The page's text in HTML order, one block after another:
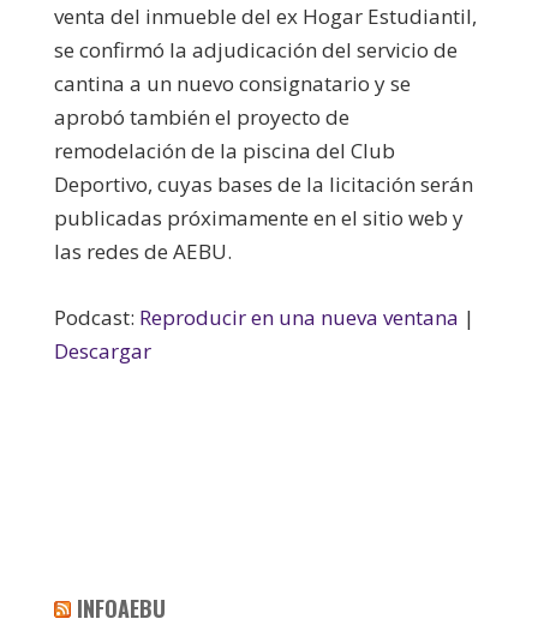
venta del inmueble del ex Hogar Estudiantil,
se confirmó la adjudicación del servicio de
cantina a un nuevo consignatario y se
aprobó también el proyecto de
remodelación de la piscina del Club
Deportivo, cuyas bases de la licitación serán
publicadas próximamente en el sitio web y
las redes de AEBU.
Podcast: Reproducir en una nueva ventana |
Descargar
INFOAEBU